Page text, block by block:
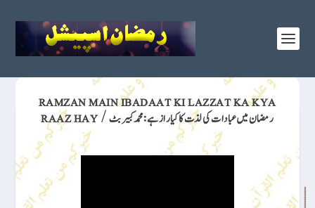
RAMZAN MAIN IBADAAT KI LAZZAT KA KYA
RAAZ HAY / رمضان میں عبادات کی لذت کا کیا راز ہے:محمد کبیر بٹ